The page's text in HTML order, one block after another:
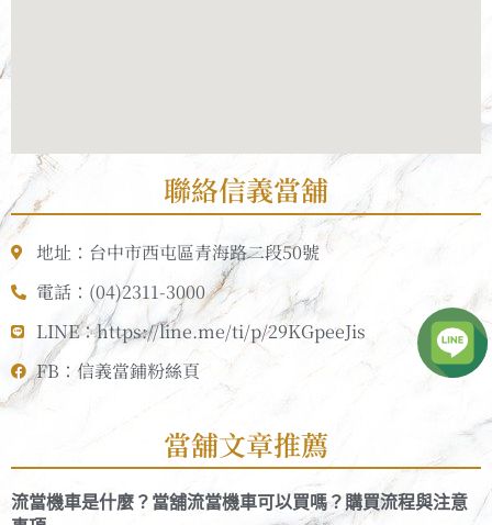
聯絡信義當舖
地址：台中市西屯區青海路二段50號
電話：(04)2311-3000
LINE：https://line.me/ti/p/29KGpeeJis
FB：信義當鋪粉絲頁
當舖文章推薦
流當機車是什麼？當舖流當機車可以買嗎？購買流程與注意